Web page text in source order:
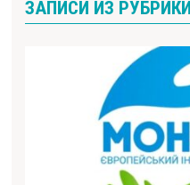
ЗАПИСИ ИЗ РУБРИКИ